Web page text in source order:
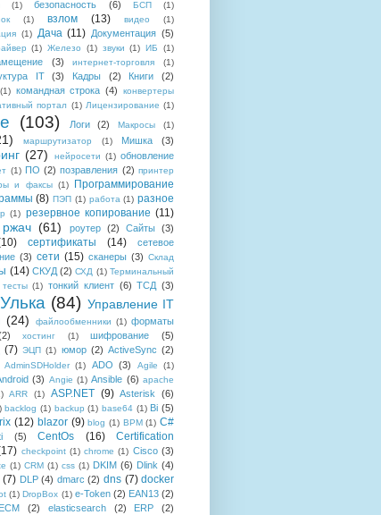
(1) безопасность (6) БСП
(1)
(1) взлом (13) видео
(1)
(1) Дача (11) Документация (5)
(1) Железо (1) звуки (1) ИБ (1)
(3) интернет-торговля (1)
IT (3) Кадры (2) Книги (2)
(1) командная строка (4)
конвертеры
портал (1) Лицензирование (1)
(103) Логи (2) Макросы (1)
маршрутизатор (1) Мишка (3)
(27) нейросети (1) обновление
(1) ПО (2) позравления (2) принтер
и факсы (1)
Программирование
(8) ПЭП (1) работа (1) разное
(1) резервное копирование (11)
ржач (61) роутер (2) Сайты (3)
сертификаты (14)
сетевое
(3) сети (15) сканеры (3) Склад
(14) СКУД (2) СХД (1) Терминальный
тесты (1) тонкий клиент (6) ТСД (3)
Улька (84) Управление IT
(24) файлообменники (1) форматы
хостинг (1) шифрование (5)
(7) ЭЦП (1) юмор (2) ActiveSync (2)
AdminSDHolder (1) ADO (3) Agile (1)
(3) Angie (1) Ansible (6) apache
ARR (1) ASP.NET (9) Asterisk (6)
backlog (1) backup (1) base64 (1) Bi (5)
(12) blazor (9) blog (1) BPM (1) C#
(5) CentOs (16)
Certification
checkpoint (1) chrome (1) Cisco (3)
(1) CRM (1) css (1) DKIM (6) Dlink (4)
(7) DLP (4) dmarc (2) dns (7) docker
(1) DropBox (1) e-Token (2) EAN13 (2)
ECM (2) elasticsearch (2) ERP
(2)